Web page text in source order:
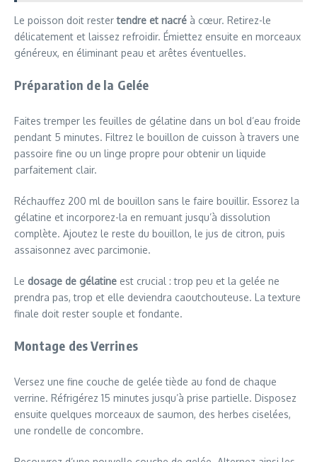
Le poisson doit restertendre et nacré à cœur. Retirez-le
délicatement et laissez refroidir. Émiettez ensuite en morceaux
généreux, en éliminant peau et arêtes éventuelles.
Préparation de la Gelée
Faites tremper les feuilles de gélatine dans un bol d’eau froide
pendant 5 minutes. Filtrez le bouillon de cuisson à travers une
passoire fine ou un linge propre pour obtenir un liquide
parfaitement clair.
Réchauffez 200 ml de bouillon sans le faire bouillir. Essorez la
gélatine et incorporez-la en remuant jusqu’à dissolution
complète. Ajoutez le reste du bouillon, le jus de citron, puis
assaisonnez avec parcimonie.
Le dosage de gélatine est crucial : trop peu et la gelée ne
prendra pas, trop et elle deviendra caoutchouteuse. La texture
finale doit rester souple et fondante.
Montage des Verrines
Versez une fine couche de gelée tiède au fond de chaque
verrine. Réfrigérez 15 minutes jusqu’à prise partielle. Disposez
ensuite quelques morceaux de saumon, des herbes ciselées,
une rondelle de concombre.